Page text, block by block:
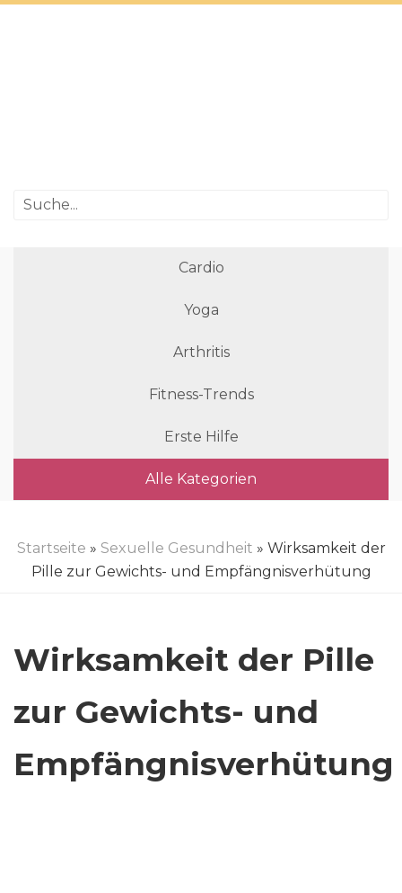
Cardio
Yoga
Arthritis
Fitness-Trends
Erste Hilfe
Alle Kategorien
Startseite » Sexuelle Gesundheit » Wirksamkeit der
Pille zur Gewichts- und Empfängnisverhütung
Wirksamkeit der Pille
zur Gewichts- und
Empfängnisverhütung